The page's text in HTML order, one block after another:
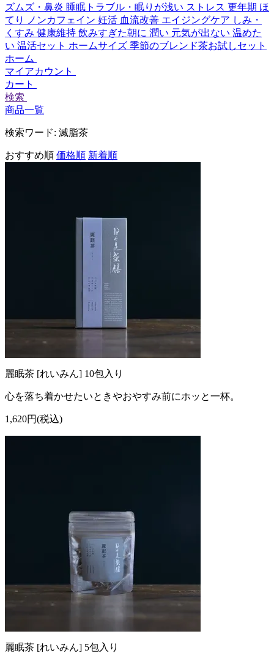
ズムズ・鼻炎 睡眠トラブル・眠りが浅い ストレス 更年期 ほ
てり
ノンカフェイン 妊活 血流改善 エイジングケア しみ・
くすみ 健康維持 飲みすぎた朝に 潤い 元気が出ない 温めた
い 温活セット ホームサイズ 季節のブレンド茶お試しセット
ホーム
マイアカウント
カート
検索
商品一覧
検索ワード: 滅脂茶
おすすめ順 価格順 新着順
麗眠茶 [れいみん] 10包入り
心を落ち着かせたいときやおやすみ前にホッと一杯。
1,620円(税込)
麗眠茶 [れいみん] 5包入り